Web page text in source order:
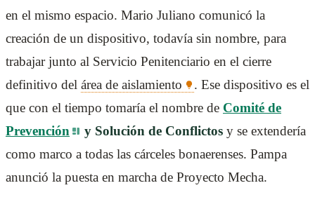
en el mismo espacio. Mario Juliano comunicó la
creación de un dispositivo, todavía sin nombre, para
trabajar junto al Servicio Penitenciario en el cierre
definitivo del área de aislamiento
. Ese dispositivo es el
que con el tiempo tomaría el nombre de Comité de
Prevención
y Solución de Conflictosy se extendería
como marco a todas las cárceles bonaerenses. Pampa
anunció la puesta en marcha de Proyecto Mecha.